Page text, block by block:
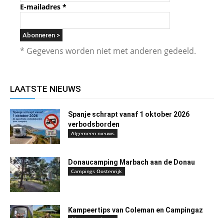
E-mailadres *
* Gegevens worden niet met anderen gedeeld.
LAATSTE NIEUWS
Spanje schrapt vanaf 1 oktober 2026
verbodsborden
Algemeen nieuws
Donaucamping Marbach aan de Donau
Campings Oostenrijk
Kampeertips van Coleman en Campingaz